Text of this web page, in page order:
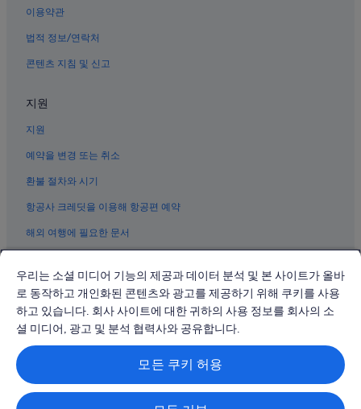
오키나와의 모텔
나하의 바닷가 호텔
오키나와의 주차 가능 호텔
나하의 금연 호텔
오키나와의 사우나가 있는 호텔
오키나와의 골프 호텔
오키나와의 캐빈
나하의 스파가 있는 리조트 및 호텔
오키나와의 온천 호텔
나하의 온수 욕조가 있는 호텔
나하의 발코니가 있는 호텔
오키나와의 스키 호텔
오키나와의 럭셔리 호텔
오키나와의 전자레인지 구비 호텔
오키나와의 금연 호텔
이용약관
법적 정보/연락처
콘텐츠 지침 및 신고
지원
지원
예약을 변경 또는 취소
환불 절차와 시기
항공사 크레딧을 이용해 항공편 예약
해외 여행에 필요한 문서
© 2026 Expedia, Inc., Expedia Group 계열사. All rights reserved.
Expedia 및 비행기 로고는 Expedia, Inc.의 상표 또는 등록 상표입니다.
분쟁 해결: 전화: 02-3480-0118, 이메일: travel@support.expedia.co.kr
트래블파트너익스체인지코리아 주식회사. 사업자등록번호: 821-88-01025
익스피디아트래블코리아 주식회사, 서울특별시 종로구 종로5길 7(청진동).
관광사업자등록번호: 제2016-000008호, 통신판매업신고번호: 2015-서울
우리는 소셜 미디어 기능의 제공과 데이터 분석 및 본 사이트가 올바
로 동작하고 개인화된 콘텐츠와 광고를 제공하기 위해 쿠키를 사용
하고 있습니다. 회사 사이트에 대한 귀하의 사용 정보를 회사의 소
셜 미디어, 광고 및 분석 협력사와 공유합니다.
모든 쿠키 허용